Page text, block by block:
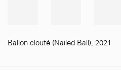
Ballon clouté (Nailed Ball), 2021